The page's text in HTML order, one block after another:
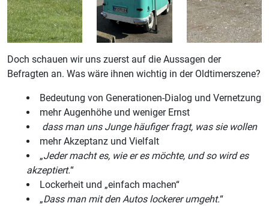
Doch schauen wir uns zuerst auf die Aussagen der
Befragten an. Was wäre ihnen wichtig in der Oldtimerszene?
Bedeutung von Generationen-Dialog und Vernetzung
mehr Augenhöhe und weniger Ernst
dass man uns Junge häufiger fragt, was sie wollen
mehr Akzeptanz und Vielfalt
„Jeder macht es, wie er es möchte, und so wird es
akzeptiert.“
Lockerheit und „einfach machen“
„Dass man mit den Autos lockerer umgeht.“